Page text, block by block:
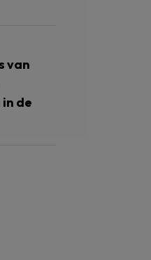
van
de